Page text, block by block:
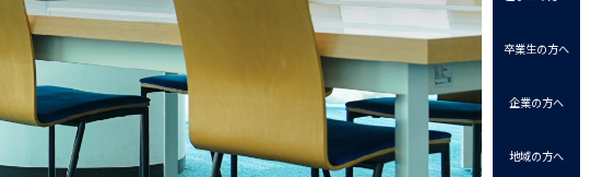
卒業生の方へ
企業の方へ
地域の方へ